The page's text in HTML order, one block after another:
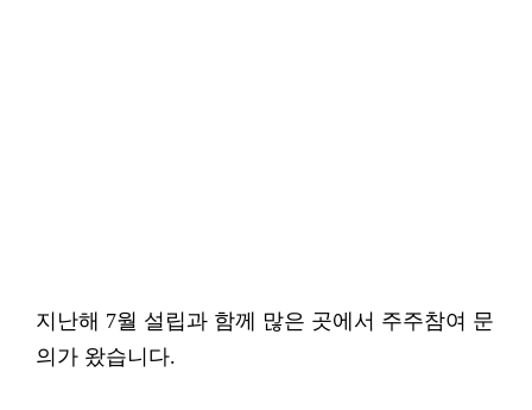
지난해 7월 설립과 함께 많은 곳에서 주주참여 문
의가 왔습니다.